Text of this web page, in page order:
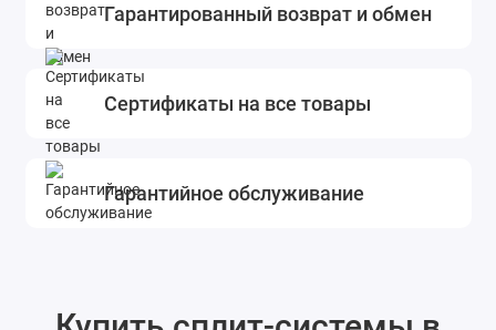
Гарантированный возврат и обмен
Сертификаты на все товары
Гарантийное обслуживание